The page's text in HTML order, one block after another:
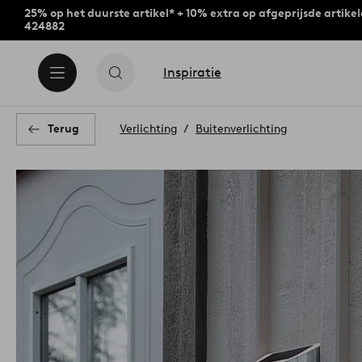
25% op het duurste artikel* + 10% extra op afgeprijsde
424882
Inspiratie
Terug Verlichting Buitenverlichting